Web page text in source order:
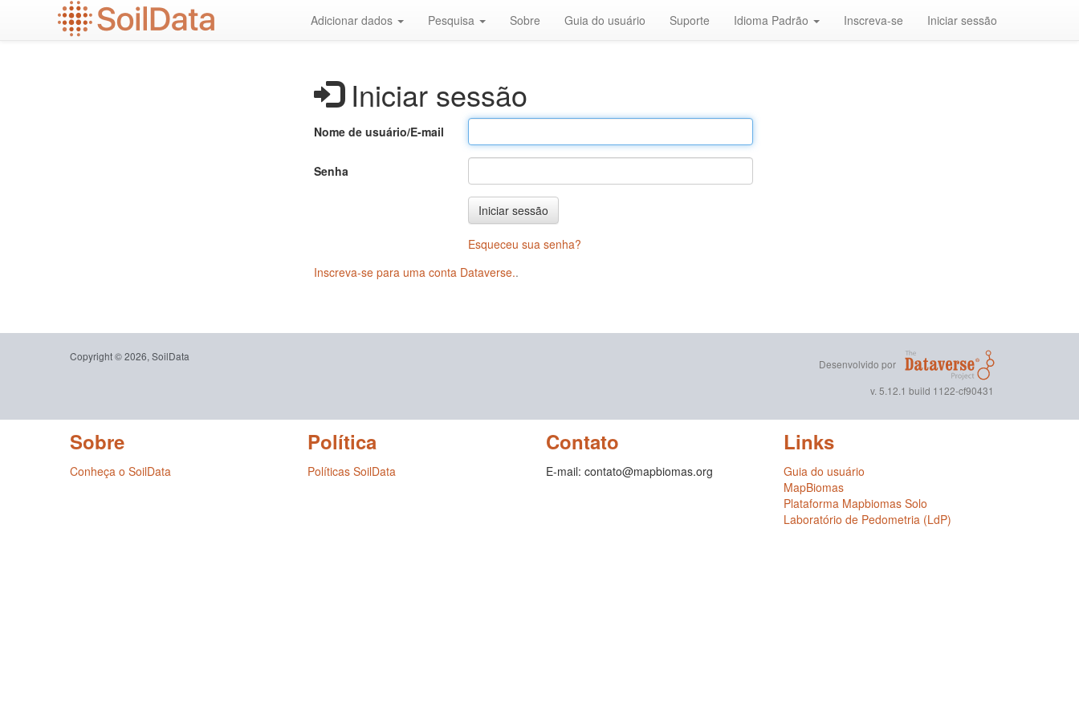
Adicionar dados Pesquisa Sobre Guia do usuário Suporte Idioma Padrão Inscreva-se Iniciar sessão
Iniciar sessão
Nome de usuário/E-mail
Senha
Iniciar sessão
Esqueceu sua senha?
Inscreva-se para uma conta Dataverse..
Copyright © 2026, SoilData
Desenvolvido por
v. 5.12.1 build 1122-cf90431
Sobre
Conheça o SoilData
Política
Políticas SoilData
Contato
E-mail: contato@mapbiomas.org
Links
Guia do usuário
MapBiomas
Plataforma Mapbiomas Solo
Laboratório de Pedometria (LdP)